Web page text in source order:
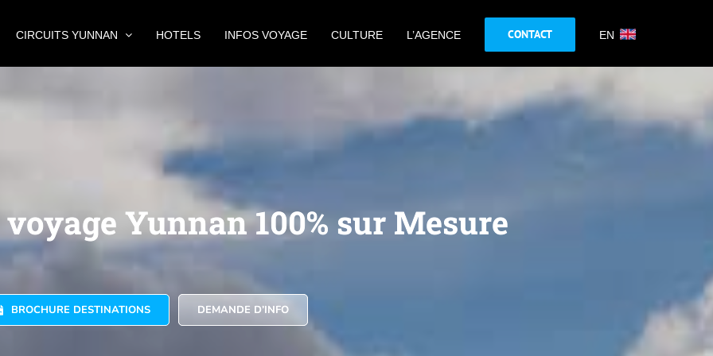
CIRCUITS YUNNAN HOTELS INFOS VOYAGE CULTURE L’AGENCE CONTACT EN
Yunnan 100% sur Mesure
BROCHURE DESTINATIONS DEMANDE D’INFO